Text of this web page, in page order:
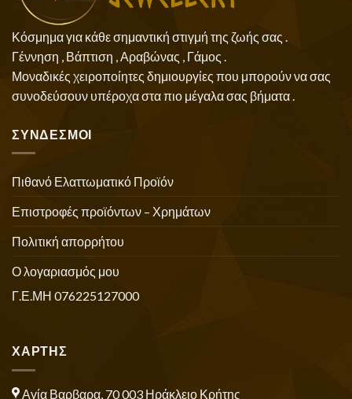
Κόσμημα για κάθε σημαντική στιγμή της ζωής σας .
Γέννηση , Βάπτιση , Αραβώνας , Γάμος .
Μοναδικές χειροποίητες δημιουργίες που μπορούν να σας
συνοδεύσουν υπέροχα στα πιο μέγαλα σας βήματα .
ΣΥΝΔΕΣΜΟΙ
Πιθανό Ελαττωματικό Προϊόν
Επιστροφές προϊόντων – Χρημάτων
Πολιτική απορρήτου
Ο λογαριασμός μου
Γ.Ε.ΜΗ 076225127000
ΧΑΡΤΗΣ
Αγία Βαρβαρα, 70 003 Ηράκλειο Κρήτης